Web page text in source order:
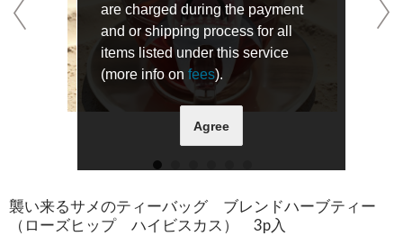
襲い来るサメのティーバッグ ブレンドハーブティー
（ローズヒップ ハイビスカス） 3p入
are charged during the payment
and or shipping process for all
items listed under this service
(more info on fees).
Agree